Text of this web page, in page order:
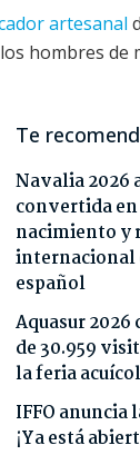
artesanal
hombres de
Te
Navalia 2026
convertida
nacimiento y
internacional
español
Aquasur
de 30.959
la feria
IFFO anuncia
¡Ya está